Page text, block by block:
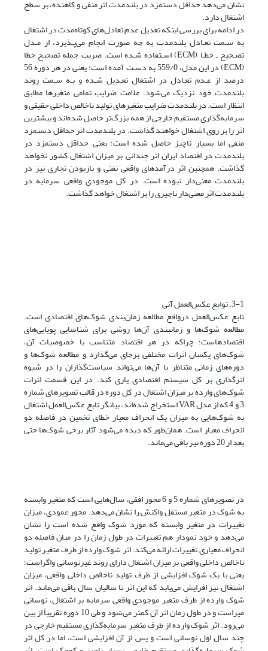
نشان می‌دهد حداقل دستمزد در بلند‌مدت اثر منفی و کاهنده، بر سطح
اشتغال دارد.
در ادامه برای بررسی اینکه تعدیل عدم تعادل‌های کوتاه‌مدت در اشتغال
به سـمت تعـادل بلندمدت به چه صورت انجام می‌پـذیرد، از مـدل
تصـحیح ـ خطـا (ECM) اسـتفاده شـده است. ضریب جمله تصحیح خطا
(ECM) در این مدل، 559/0 به دسـت آمده است؛ یعنی در هر دوره 56
درصد از عـدم تعـادل در اشتغال تعـدیل شـده و بـه سـمت روند
بلندمدت خود نزدیک می‌شود. علامت ضرایب تمامی متغیرها مطابق
انتظار است. در بلند‌مدت ضرایب متغیرهای تولید ناخالص داخلی حقیقی و
سرمایه‌گذاری مستقیم خارجی از همه بزرگ‌تر حاصل شده‌اند و بیشترین
اثر را بر روی اشتغال خواهند گذاشت. در بلند‌مدت اثر حداقل دستمزد
منفی اما بسیار ناچیز حاصل شده است؛ یعنی حداقل دستمزد در
بلند‌مدت در اقتصاد ایران اثر چندانی بر میزان اشتغال کشور نخواهد
گذاشت. همچنین اثر درآمدهای واقعی نفتی و بازبودن تجاری نیز در
بلند‌مدت معنی‌دار نبوده است. در کل موجودی واقعی سرمایه در
بلند‌مدت اثر معنی‌دار ناچیزی را بر اشتغال خواهد گذاشت.
3-1. توابع عکس‌العمل آنی
تابع عکس‌العمل درواقع مطالعه زمان‌بندی شوک‌های اقتصادی است.
مطالعه شوک‌ها و زمانبندی آن‌ها روشی برای شناسایی پویایی‌های
اقتصادهاست؛ چراکه در هر اقتصاد متناسب با خصوصیات آن،
شوک‌های یکسان اثرات مختلفی برجای می‌گذارد و مطالعه شوک‌ها و
دوره‌های زمانی متناظر با آن‌ها می‌تواند سیاست‌گذاران را در شیوه
اثرگذاری بر کل سیستم اقتصادی یاری کند. در این قسمت اثرات
شوک‌های وارده بر میزان اشتغال در کل دوره در قالب تصویرهای شماره
3 و 4 که از مدل VAR استخراج شده‌اند، بیانگر تابع عکس‌العمل اشتغال
به شوک‌هایی به میزان یک انحراف معیار خطای تخمین در فاصله دو
انحراف معیار است. همان‌طور که دیده می‌شود آثار برخی شوک‌ها حتی
بعد از 20 دوره نیز باقی می‌ماند.
در تصویرهای شماره 5 و 6 محور افقی، سال‌هایی است که متغیر وابسته
به شوک در متغیر مستقل واکنش را نشان می‌دهد. محور عمودی، میزان
تغییرات در متغیر وابسته که مورد شوک واقع شده است را نشان
می‌دهد و خود نمودار هم تغییرات در طول زمان را در میان فاصله دو
انحراف معیاری تغییرات ارائه می‌کند. اثر شوک وارده از طرف متغیر تولید
ناخالص داخلی واقعی بر میزان اشتغال دارای روند غیرنوسانی واگراست؛
یعنی با یک شوک افزایشی از طرف تولید ناخالص داخلی واقعی، میزان
اشتغال نیز افزایش می‌یابد که این اثر تا سالیان سال باقی می‌ماند. اثر
شوک وارده از طرف متغیر موجودی واقعی سرمایه بر اشتغال، نوسانی
میراست و در طول زمان اثر آن کمتر می‌شود و طی 10 دوره تقریباً از بین
می‌رود. اثر شوک وارده از طرف متغیر سرمایه‌گذاری مستقیم خارجی در
چند سال اول نوسانی است و پس از آن افزایشی است، اما در کل اثر